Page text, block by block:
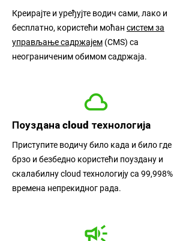
Креирајте и уређујте водич сами, лако и
бесплатно, користећи моћан систем за
управљање садржајем (CMS) са
неограниченим обимом садржаја.
Поуздана cloud технологија
Приступите водичу било када и било где
брзо и безбедно користећи поуздану и
скалабилну cloud технологију са 99,998%
времена непрекидног рада.